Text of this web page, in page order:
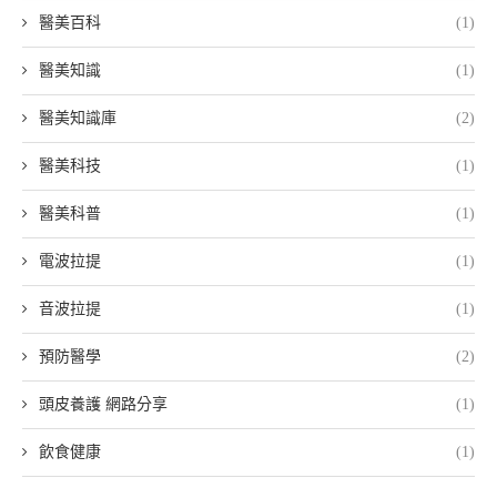
醫美百科 (1)
醫美知識 (1)
醫美知識庫 (2)
醫美科技 (1)
醫美科普 (1)
電波拉提 (1)
音波拉提 (1)
預防醫學 (2)
頭皮養護 網路分享 (1)
飲食健康 (1)